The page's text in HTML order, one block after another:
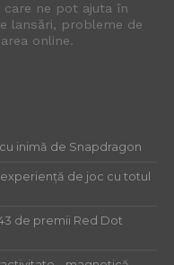
care ne pot ajuta în
lansări, probleme de
online.
inimă de Snapdragon
de joc cu totul
de premii Red Dot